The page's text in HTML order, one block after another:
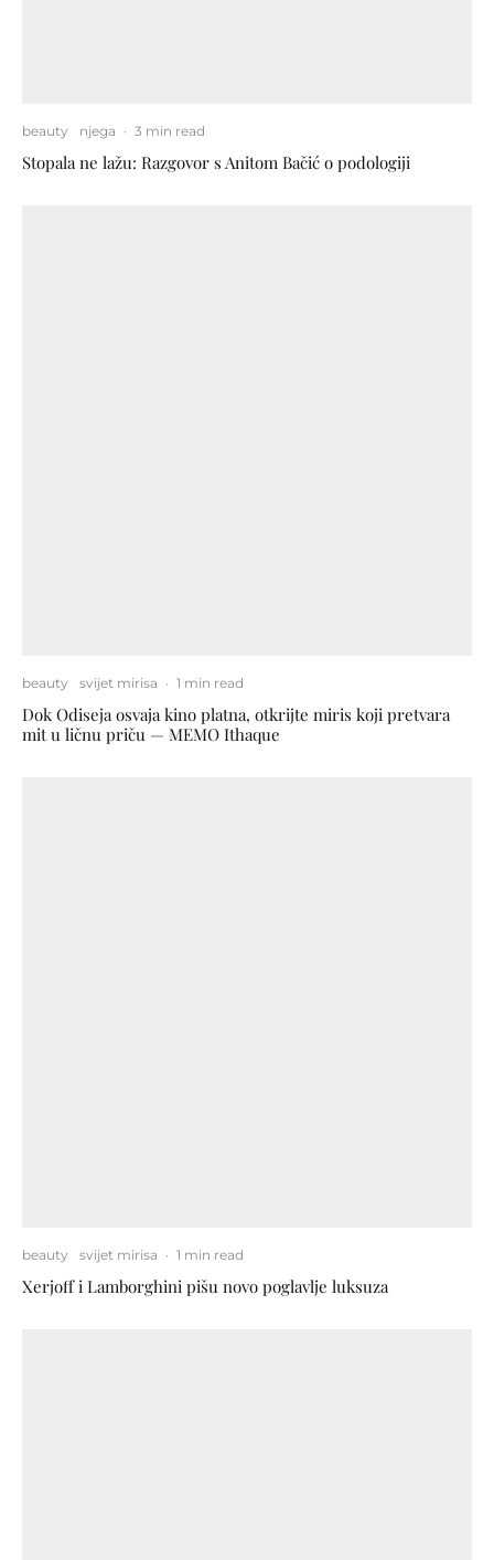
beauty njega · 3 min read
Stopala ne lažu: Razgovor s Anitom Bačić o podologiji
beauty svijet mirisa · 1 min read
Dok Odiseja osvaja kino platna, otkrijte miris koji pretvara
mit u ličnu priču — MEMO Ithaque
beauty svijet mirisa · 1 min read
Xerjoff i Lamborghini pišu novo poglavlje luksuza